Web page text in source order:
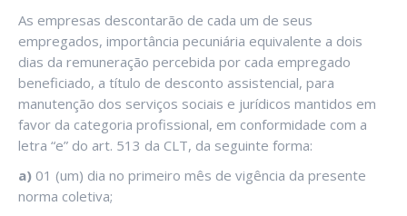
As empresas descontarão de cada um de seus
empregados, importância pecuniária equivalente a dois
dias da remuneração percebida por cada empregado
beneficiado, a título de desconto assistencial, para
manutenção dos serviços sociais e jurídicos mantidos em
favor da categoria profissional, em conformidade com a
letra “e” do art. 513 da CLT, da seguinte forma:
a) 01 (um) dia no primeiro mês de vigência da presente
norma coletiva;